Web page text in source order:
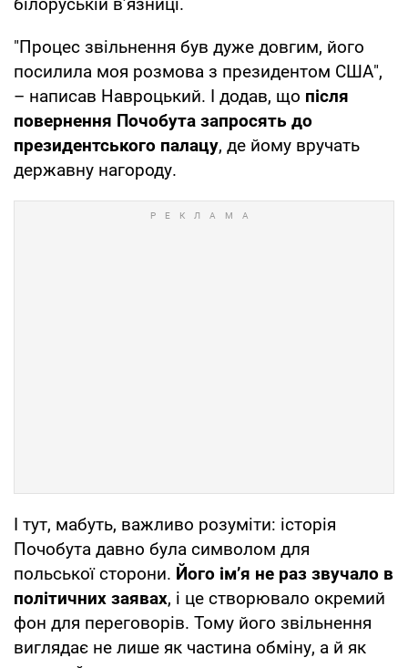
"Процес звільнення був дуже довгим, його
посилила моя розмова з президентом США",
– написав Навроцький. І додав, що після
повернення Почобута запросять до
президентського палацу, де йому вручать
державну нагороду.
І тут, мабуть, важливо розуміти: історія
Почобута давно була символом для
польської сторони. Його ім’я не раз звучало в
політичних заявах, і це створювало окремий
фон для переговорів. Тому його звільнення
виглядає не лише як частина обміну, а й як